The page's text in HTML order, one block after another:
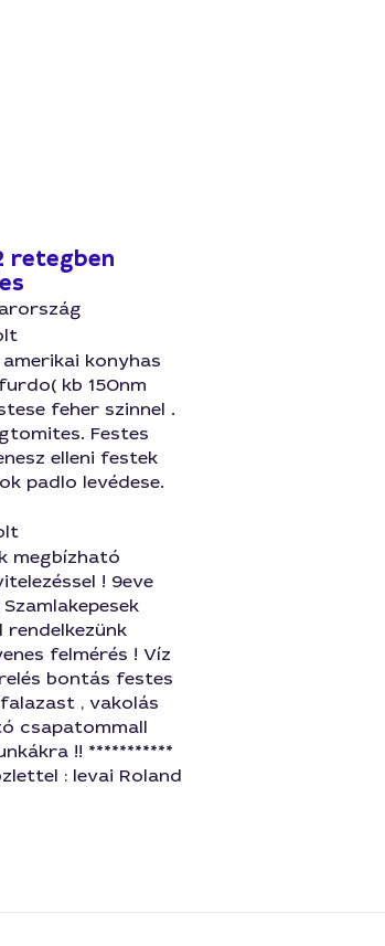
retegben
konyhas
kb 150nm
feher szinnel .
Festes
elleni festek
padlo levédese.
megbízható
! 9eve
rendelkezünk
felmérés ! Víz
bontás festes
, vakolás
csapatommall
!! ***********
: levai Roland